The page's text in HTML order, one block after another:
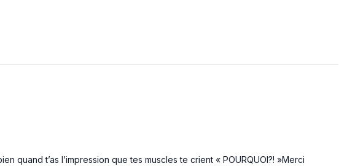
quand t’as l’impression que tes muscles te crient « POURQUOI?! »Merci